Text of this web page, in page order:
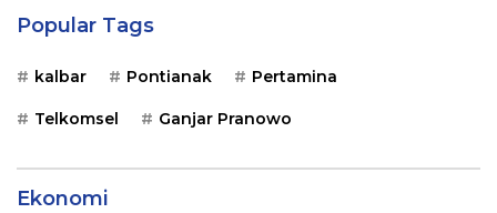
Popular Tags
kalbar Pontianak Pertamina
Telkomsel Ganjar Pranowo
Ekonomi